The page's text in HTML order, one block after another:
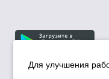
Для улучшения